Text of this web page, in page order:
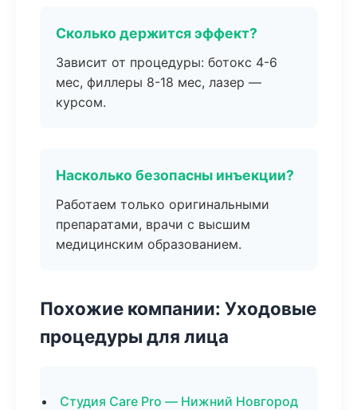
Сколько держится эффект?
Зависит от процедуры: ботокс 4-6
мес, филлеры 8-18 мес, лазер —
курсом.
Насколько безопасны инъекции?
Работаем только оригинальными
препаратами, врачи с высшим
медицинским образованием.
Похожие компании: Уходовые
процедуры для лица
Студия Care Pro — Нижний Новгород